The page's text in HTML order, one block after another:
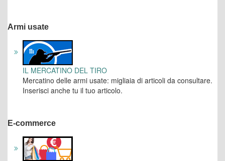
Armi usate
IL MERCATINO DEL TIRO
Mercatino delle armi usate: migliaia di articoli da consultare.
Inserisci anche tu il tuo articolo.
E-commerce